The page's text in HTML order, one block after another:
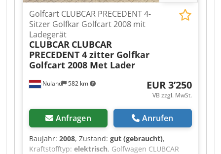
Nuland 582 km
Golfcart CLUBCAR PRECEDENT 4-
Sitzer Golfkar Golfcart 2008 mit
Ladegerät
CLUBCAR CLUBCAR
PRECEDENT 4 zitter Golfkar
Golfcart 2008 Met Lader
EUR 3’250
VB zzgl. MwSt.
Anfragen Anrufen
Baujahr: 2008, Zustand: gut (gebraucht),
Kraftstofftyp: elektrisch, Golfwagen CLUBCAR